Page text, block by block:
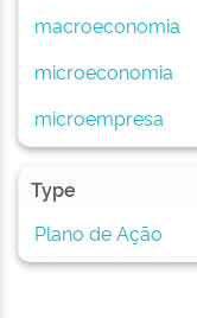
macroeconomia
microeconomia
microempresa
Type
Plano de Ação